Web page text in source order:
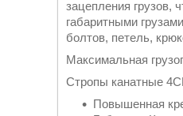
зацепления грузов,
габаритными
болтов, петель,
Максимальная
Стропы канатные
Повышенная